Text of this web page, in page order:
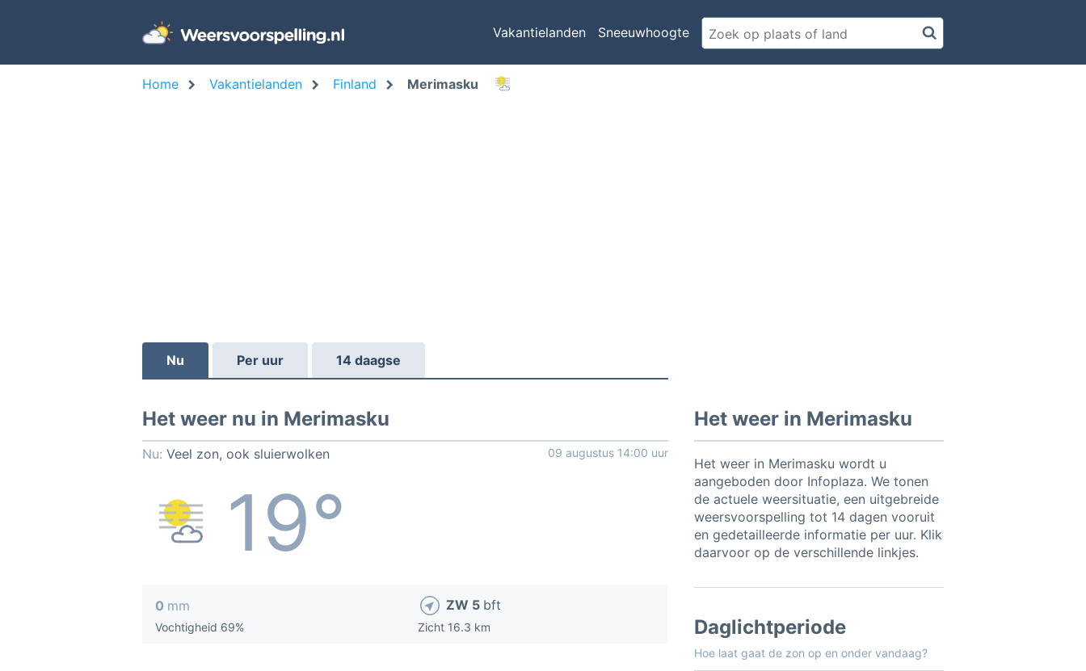
Vakantielanden Sneeuwhoogte
Home Vakantielanden Finland Merimasku
Nu Per uur 14 daagse
Het weer nu in Merimasku
Nu: Veel zon, ook sluierwolken 09 augustus 14:00 uur
19°
0 mm
Vochtigheid 69%
ZW 5 bft
Zicht 16.3 km
Het weer in Merimasku
Het weer in Merimasku wordt u
aangeboden door Infoplaza. We tonen
de actuele weersituatie, een uitgebreide
weersvoorspelling tot 14 dagen vooruit
en gedetailleerde informatie per uur. Klik
daarvoor op de verschillende linkjes.
Daglichtperiode
Hoe laat gaat de zon op en onder vandaag?